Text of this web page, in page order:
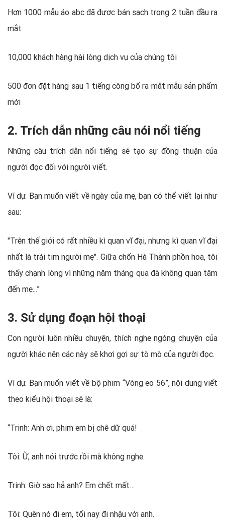
Hơn 1000 mẫu áo abc đã được bán sạch trong 2 tuần đầu ra
mắt
10,000 khách hàng hài lòng dịch vụ của chúng tôi
500 đơn đặt hàng sau 1 tiếng công bố ra mắt mẫu sản phẩm
mới
2. Trích dẫn những câu nói nổi tiếng
Những câu trích dẫn nổi tiếng sẽ tạo sự đồng thuận của
người đọc đối với người viết.
Ví dụ: Bạn muốn viết về ngày của mẹ, bạn có thể viết lại như
sau:
"Trên thế giới có rất nhiều kì quan vĩ đại, nhưng kì quan vĩ đại
nhất là trái tim người mẹ". Giữa chốn Hà Thành phồn hoa, tôi
thấy chạnh lòng vì những năm tháng qua đã không quan tâm
đến mẹ...”
3. Sử dụng đoạn hội thoại
Con người luôn nhiều chuyện, thích nghe ngóng chuyện của
người khác nên các này sẽ khơi gợi sự tò mò của người đọc.
Ví dụ: Bạn muốn viết về bộ phim “Vòng eo 56”, nội dung viết
theo kiểu hội thoại sẽ là:
“Trinh: Anh ơi, phim em bị chê dữ quá!
Tôi: Ừ, anh nói trước rồi mà không nghe.
Trinh: Giờ sao hả anh? Em chết mất…
Tôi: Quên nó đi em, tối nay đi nhậu với anh.